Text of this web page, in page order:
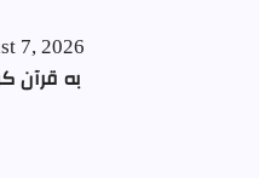
7, 2026
به قرآن